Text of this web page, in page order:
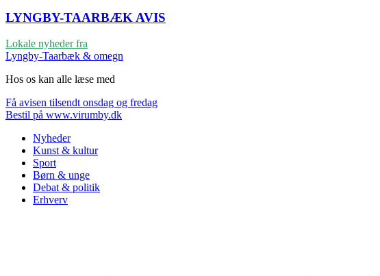
LYNGBY-TAARBÆK AVIS
Lokale nyheder fra
Lyngby-Taarbæk & omegn
Hos os kan alle læse med
Få avisen tilsendt onsdag og fredag
Bestil på www.virumby.dk
Nyheder
Kunst & kultur
Sport
Børn & unge
Debat & politik
Erhverv